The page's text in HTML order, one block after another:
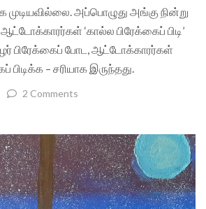
முடியவில்லை. அப்பொழுது அங்கு நின்று
‘கால்ல பிரேக்கைப் பிடி’
பிரேக்கைப் போட, ஆட்டோக்காரர்கள்
பிடிக்க – சரியாக இருந்தது.
2 Comments